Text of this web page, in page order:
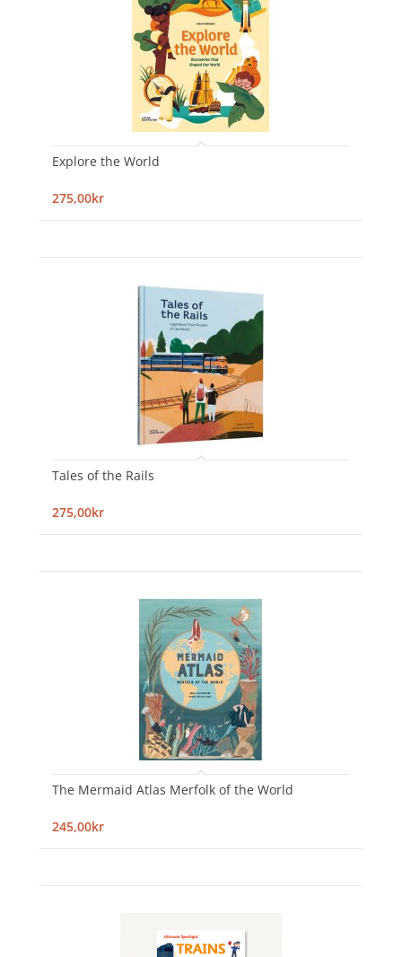
Explore the World
275,00kr
Tales of the Rails
275,00kr
The Mermaid Atlas Merfolk of the World
245,00kr